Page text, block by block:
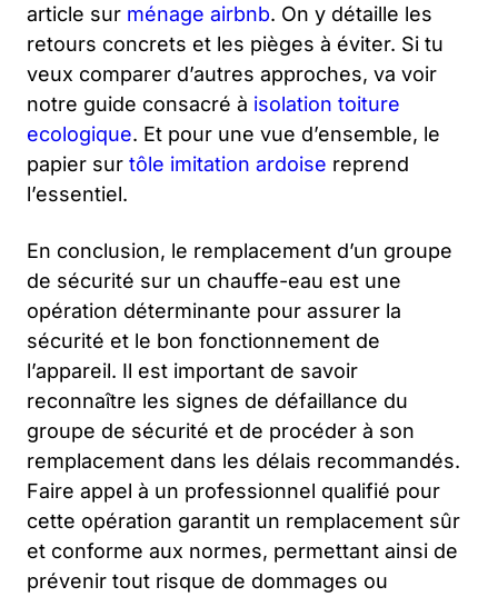
article sur ménage airbnb. On y détaille les
retours concrets et les pièges à éviter. Si tu
veux comparer d’autres approches, va voir
notre guide consacré à isolation toiture
ecologique. Et pour une vue d’ensemble, le
papier sur tôle imitation ardoise reprend
l’essentiel.
En conclusion, le remplacement d’un groupe
de sécurité sur un chauffe-eau est une
opération déterminante pour assurer la
sécurité et le bon fonctionnement de
l’appareil. Il est important de savoir
reconnaître les signes de défaillance du
groupe de sécurité et de procéder à son
remplacement dans les délais recommandés.
Faire appel à un professionnel qualifié pour
cette opération garantit un remplacement sûr
et conforme aux normes, permettant ainsi de
prévenir tout risque de dommages ou